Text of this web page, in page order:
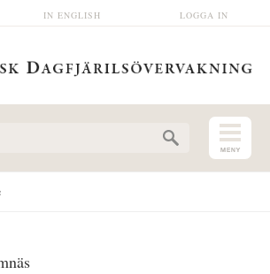
LOGGA IN
IN ENGLISH